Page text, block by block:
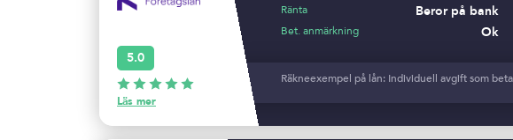
5.0
Läs mer
Ränta Beror på bank
Bet. anmärkning Ok
Räkneexempel på lån: Individuell avgift som